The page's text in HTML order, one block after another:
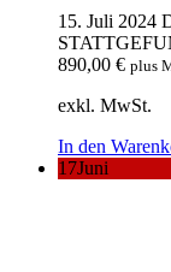
15. Juli 2024
890,00 € plus
exkl. MwSt.
In den
17Juni